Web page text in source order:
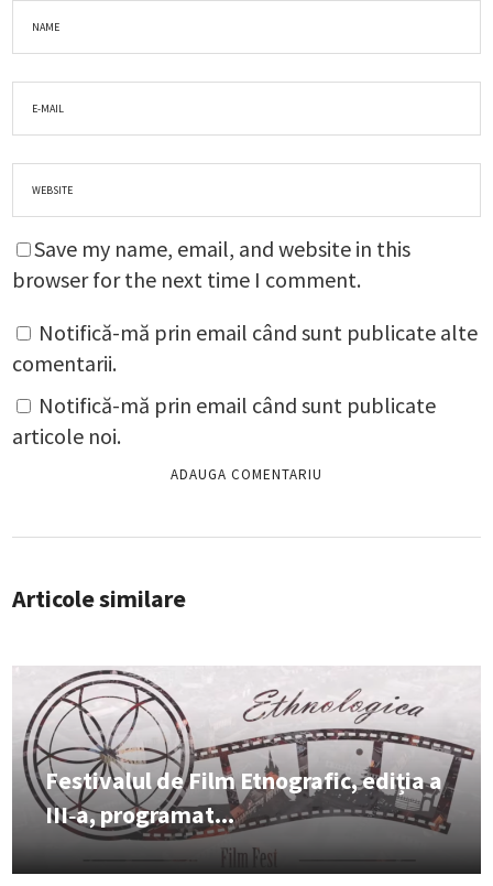
Save my name, email, and website in this
browser for the next time I comment.
Notifică-mă prin email când sunt publicate alte
comentarii.
Notifică-mă prin email când sunt publicate
articole noi.
Articole similare
Festivalul de Film Etnografic, ediția a
III‑a, programat...